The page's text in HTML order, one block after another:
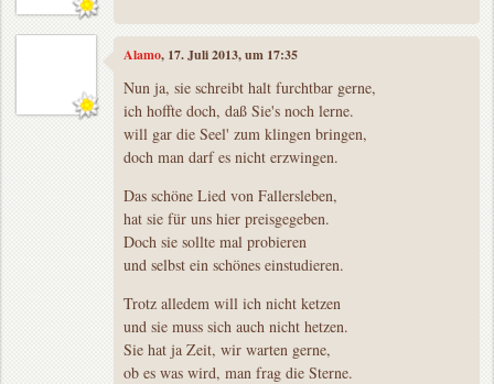
Alamo, 17. Juli 2013, um 17:35
Nun ja, sie schreibt halt furchtbar gerne,
ich hoffte doch, daß Sie's noch lerne.
will gar die Seel' zum klingen bringen,
doch man darf es nicht erzwingen.
Das schöne Lied von Fallersleben,
hat sie für uns hier preisgegeben.
Doch sie sollte mal probieren
und selbst ein schönes einstudieren.
Trotz alledem will ich nicht ketzen
und sie muss sich auch nicht hetzen.
Sie hat ja Zeit, wir warten gerne,
ob es was wird, man frag die Sterne.